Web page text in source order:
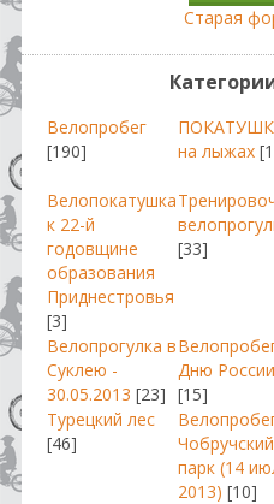
Старая
Велопробег
[190]
на лыжах
Велопокатушка
к 22-й
годовщине
образования
Приднестровья
[3]
[33]
Велопрогулка в
Суклею -
30.05.2013 [23]
Дню России
[15]
Турецкий лес
[46]
Чобручский
парк (14
2013) [10]